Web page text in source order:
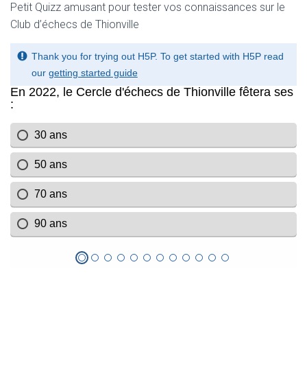
Petit Quizz amusant pour tester vos connaissances sur le
Club d’échecs de Thionville